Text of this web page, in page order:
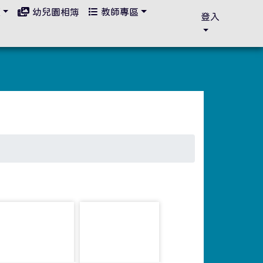
幼兒園相簿 教師專區 登入